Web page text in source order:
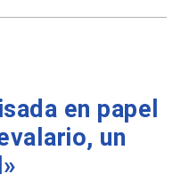
en papel
un